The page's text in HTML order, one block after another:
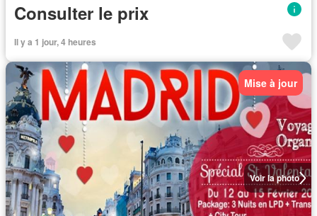
Consulter le prix
Il y a 1 jour, 4 heures
Voir la photo
Mise à jour